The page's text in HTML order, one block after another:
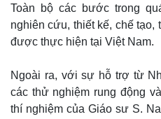
Toàn bộ các bước trong
nghiên cứu, thiết kế, chế
được thực hiện tại Việt Nam.
Ngoài ra, với sự hỗ trợ từ
các thử nghiệm rung động
thí nghiệm của Giáo sư S.